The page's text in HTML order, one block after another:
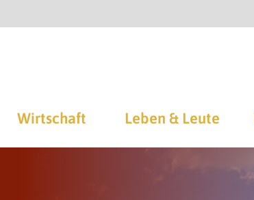
Wirtschaft Leben & Leute